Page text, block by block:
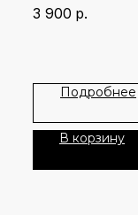
3 900 р.
Подробнее
В корзину